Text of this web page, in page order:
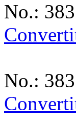
No.:
No.: